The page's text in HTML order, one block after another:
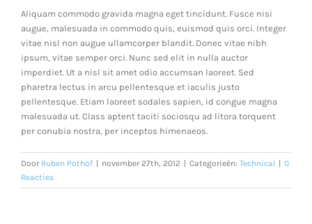
Aliquam commodo gravida magna eget tincidunt. Fusce nisi
augue, malesuada in commodo quis, euismod quis orci. Integer
vitae nisl non augue ullamcorper blandit. Donec vitae nibh
ipsum, vitae semper orci. Nunc sed elit in nulla auctor
imperdiet. Ut a nisl sit amet odio accumsan laoreet. Sed
pharetra lectus in arcu pellentesque et iaculis justo
pellentesque. Etiam laoreet sodales sapien, id congue magna
malesuada ut. Class aptent taciti sociosqu ad litora torquent
per conubia nostra, per inceptos himenaeos.
Door Ruben Pothof november 27th, 2012 Categorieën: Technical
0
Reacties